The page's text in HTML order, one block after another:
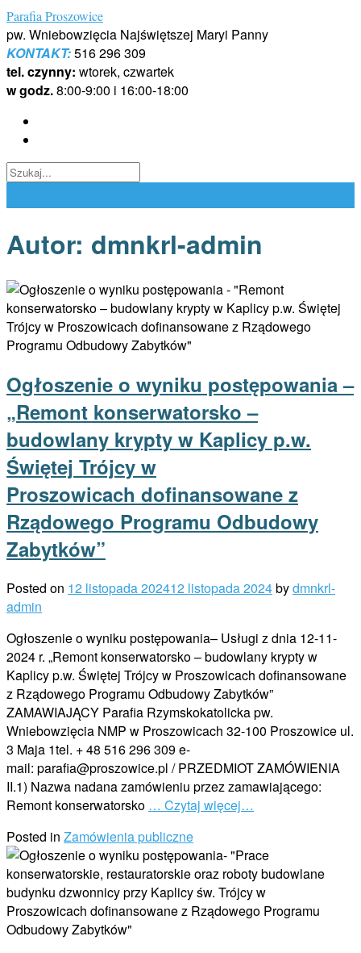
Skip
to
content
Parafia Proszowice
pw. Wniebowzięcia Najświętszej Maryi Panny
KONTAKT:516 296 309
tel. czynny: wtorek, czwartek
w godz.8:00-9:00 i 16:00-18:00
Autor: dmnkrl-admin
Ogłoszenie o wyniku postępowania –
„Remont konserwatorsko –
budowlany krypty w Kaplicy p.w.
Świętej Trójcy w
Proszowicach dofinansowane z
Rządowego Programu Odbudowy
Zabytków”
Posted on 12 listopada 202412 listopada 2024bydmnkrl-
admin
Ogłoszenie o wyniku postępowania– Usługi z dnia 12-11-
2024 r. „Remont konserwatorsko – budowlany krypty w
Kaplicy p.w. Świętej Trójcy w Proszowicach dofinansowane
z Rządowego Programu Odbudowy Zabytków”
ZAMAWIAJĄCY Parafia Rzymskokatolicka pw.
Wniebowzięcia NMP w Proszowicach 32-100 Proszowice ul.
3 Maja 1tel. + 48 516 296 309 e-
mail: parafia@proszowice.pl / PRZEDMIOT ZAMÓWIENIA
II.1) Nazwa nadana zamówieniu przez zamawiającego:
Remont konserwatorsko … Czytaj więcej…
Posted in Zamówienia publiczne